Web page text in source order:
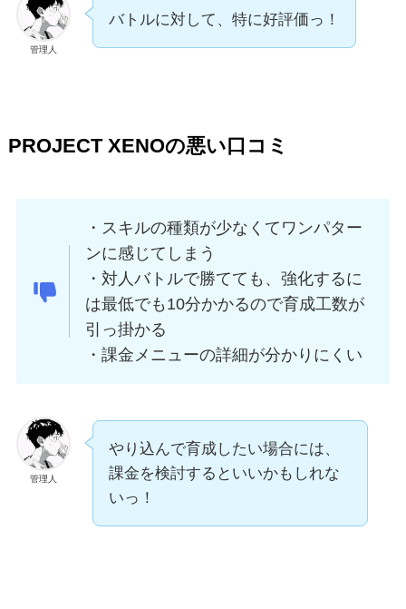
管理人
バトルに対して、特に好評価っ！
PROJECT XENOの悪い口コミ
・スキルの種類が少なくてワンパター
ンに感じてしまう
・対人バトルで勝てても、強化するに
は最低でも10分かかるので育成工数が
引っ掛かる
・課金メニューの詳細が分かりにくい
管理人
やり込んで育成したい場合には、
課金を検討するといいかもしれな
いっ！